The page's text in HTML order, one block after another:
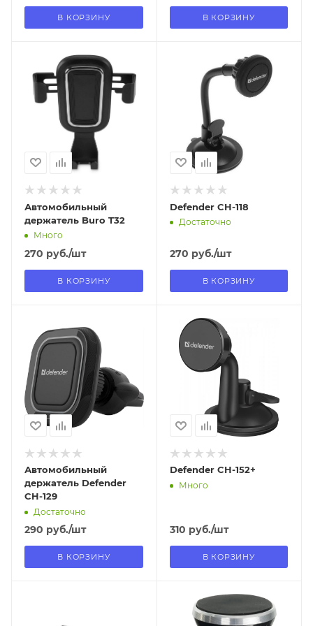
В КОРЗИНУ В КОРЗИНУ
Отправим
18.08.2026
В наличии в пункте
самовывоза
Автомобильный
держатель Buro T32
Много
270 руб./шт
В КОРЗИНУ
13.08.2026
В наличии в пункте
самовывоза
Defender CH-118
Достаточно
270 руб./шт
В КОРЗИНУ
13.08.2026
В наличии в пункте
самовывоза
Нет
Автомобильный
держатель Defender
CH-129
Достаточно
290 руб./шт
В КОРЗИНУ
Отправим
13.08.2026
В наличии в пункте
самовывоза
Defender CH-152+
Много
310 руб./шт
В КОРЗИНУ
Отправим
18.08.2026